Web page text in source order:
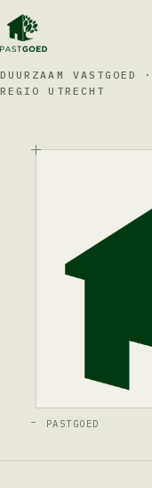
DUURZAAM VASTGOED
REGIO UTRECHT
PASTGOED